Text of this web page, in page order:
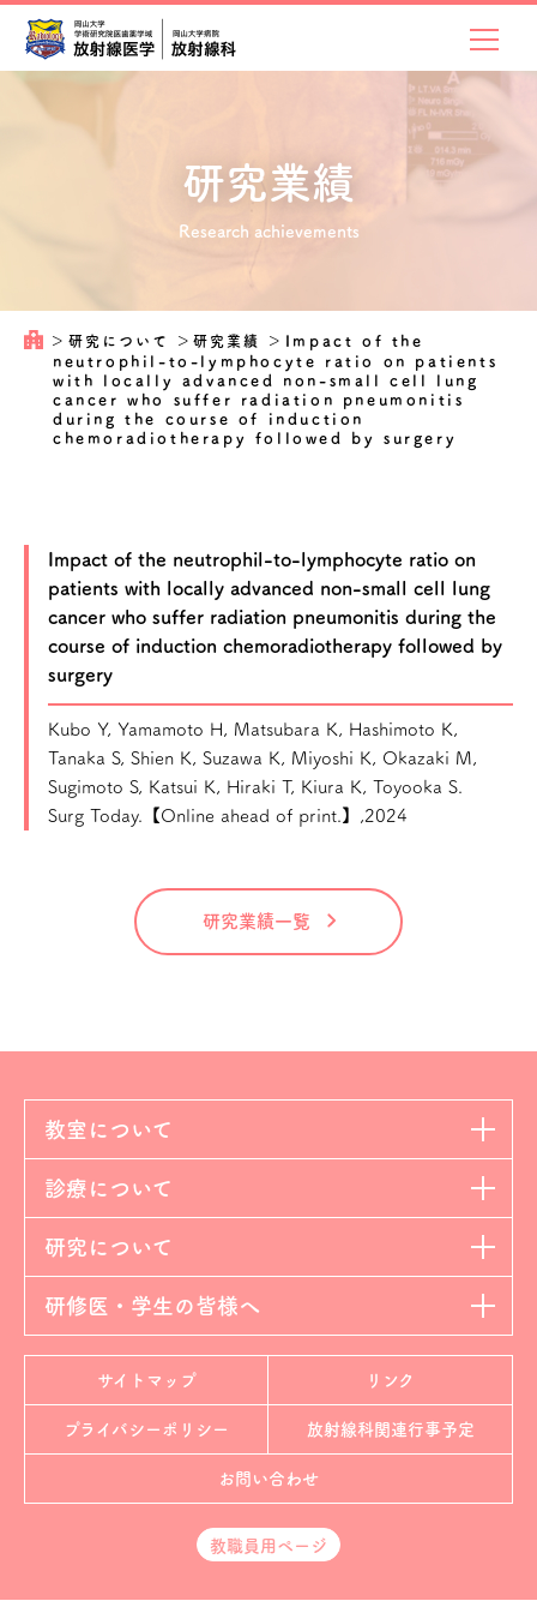
研究業績
Research achievements
＞ 研究について ＞研究業績 ＞ Impact of the
neutrophil-to-lymphocyte ratio on patients
with locally advanced non-small cell lung
cancer who suffer radiation pneumonitis
during the course of induction
chemoradiotherapy followed by surgery
Impact of the neutrophil-to-lymphocyte ratio on
patients with locally advanced non-small cell lung
cancer who suffer radiation pneumonitis during the
course of induction chemoradiotherapy followed by
surgery
Kubo Y, Yamamoto H, Matsubara K, Hashimoto K,
Tanaka S, Shien K, Suzawa K, Miyoshi K, Okazaki M,
Sugimoto S, Katsui K, Hiraki T, Kiura K, Toyooka S.
Surg Today.【Online ahead of print.】,2024
研究業績一覧
教室について
診療について
研究について
研修医・学生の皆様へ
サイトマップ リンク
プライバシーポリシー 放射線科関連行事予定
お問い合わせ
教職員用ページ